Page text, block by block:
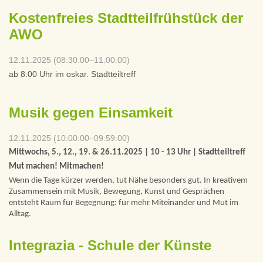
Kostenfreies Stadtteilfrühstück der
AWO
12.11.2025 (08:30:00–11:00:00)
ab 8:00 Uhr im oskar. Stadtteiltreff
Musik gegen Einsamkeit
12.11.2025 (10:00:00–09:59:00)
Mittwochs, 5., 12., 19. & 26.11.2025 | 10 - 13 Uhr | Stadtteiltreff
Mut machen! Mitmachen!
Wenn die Tage kürzer werden, tut Nähe besonders gut. In kreativem
Zusammensein mit Musik, Bewegung, Kunst und Gesprächen
entsteht Raum für Begegnung: für mehr Miteinander und Mut im
Alltag.
Integrazia - Schule der Künste